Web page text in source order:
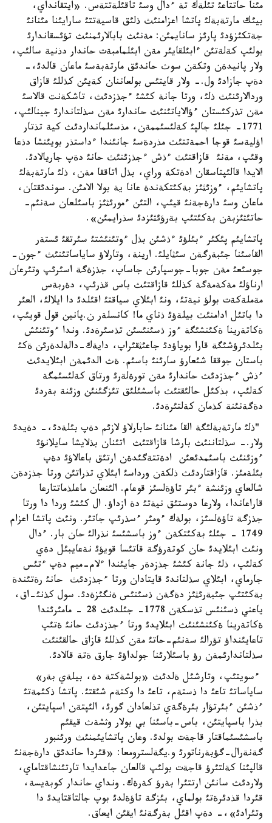
مئنا حاتتاعئ تئلةك تة ءدال وسئ تاقئلةتتةس. «ايتقانداي،
بيئك مارتةبةلئ پاتشا اعزامنئث ذلئق قاسيةتتئ سارايئنا مئنانئ
جةتكئزؤدئ پارئز سانايمئن: مةنئث بابالارئمنئث تؤئسقاندارئ
بولئپ كةلةتئن ءابئلقايئر مةن ابئلمامبةت حاندار دذنية سالئپ،
ولار پانيدةن وتكةن سوث حاندئق مارتةبةسئ ماعان قالدئ،-
دةپ جازادئ ول.- ولار قايتئس بولعاننان كةيئن كذللئ قازاق
وردالارئنئث ذلئ، ورتا جانة كئشئ ءجذزدئث، تاشكةنت قالاسئ
مةن تذركئستان ءؤالاياتئنئث حاندارئ مةن سذلتاندارئ جينالئپ،
1771- جئلئ جالپئ كةلئسئممةن، مذسئلمانداردئث كية تذتار
اؤليةسئ قوجا احمةتتئث مذردةسئ جانئندا ءداستذر بويئنشا دذعا
وقئپ، مةنئ قازاقتئث ءذش ءجذزئنئث حانئ دةپ جاريالادئ.
الايدا قالئپتاسقان ادةتكة وراي، بذل اتاققا مةن، ذلئ مارتةبةلئ
پاتشايئم، ءوزئثئز بةكئتكةندة عانا ية بولا الامئن. سوندئقتان،
ماعان وسئ دارةجةنئ قيئپ، التئن ءمورئثئز باسئلعان سةنئم-
حاتئثئزبةن بةكئتئپ بةرؤئثئزدئ سذرايمئن».
پاتشايئم پئكئر ءبئلؤئ ءذشئن بذل ءوتئنئشتئ سئرتقئ ئستةر
القاسئنا جئبةرگةن سئثايلئ. ارينة، وتارلاؤ ساياساتئنئث ءجون-
جوسئعئ مةن جوبا-جوسپارئن جاساپ، جذزةگة اسئرئپ وتئرعان
ارناؤلئ مةكةمةگة كذللئ قازاقتئث باس قذرئپ، دةربةس
مةملةكةت بولؤ نيةتئ، ونئ ابئلاي سياقتئ اقئلدئ دا ايلالئ، العئر
دا باتئل ادامنئث بيلةؤئ ذناي ما! كانسلةر ن.پانين قول قويئپ،
ةكاتةرينا ةكئنشئگة ءوز ذسئنئسئن تذسئرةدئ. وندا ءوتئنئش
بئلدئرؤشئگة قارا بوياؤدئ جاعئثقئراپ، دايةك-دالةلدةرئن ةكئ
باستان جوققا شئعارؤ سارئنئ باسئم. ةث الدئمةن ابئلايدئث
ءذش ءجذزدئث حاندارئ مةن تورةلةرئ ورتاق كةلئسئمگة
كةلئپ، بذكئل حالئقتئث باسشئلئق تئزگئنئن وزئنة بةردئ
دةگةنئنة كذمان كةلتئرةدئ.
"ذلئ مارتةبةلئگة القا مئنانئ حابارلاؤ لازئم دةپ بئلةدئ،- دةيدئ
ولار.- سذلتاننئث بارشا قازاقتئث اتئنان بذلايشا سايلانؤئ
ءوزئنئث باسئمدئعئن ادةتتةگئدةن ارتئق باعالاؤئ دةپ
بئلةمئز. قازاقتاردئث ذلكةن ورداسئ ابئلاي تذراتئن ورتا جذزدةن
شالعاي وزئنشة ءبئر تاؤةلسئز قوعام. الئنعان ماعلذماتتارعا
قاراعاندا، ولارعا دوستئق نيةتئ دة ازداؤ. ال كئشئ وردا دا ورتا
جذزگة تاؤةلسئز، بولةك ءومئر ءسذرئپ جاتئر. ونئث پاتشا اعزام
1749 - جئلئ بةكئتكةن ءوز باسشئسئ نذرالئ حان بار. ءدال
ونئث ابئلايدئ حان كوتةرؤگة قاتئسا قويؤئ نةعايبئل دةي
كةلئپ، ذلئ جانة كئشئ جذزدةر جايئندا ءلام-ميم دةپ ءتئس
جارماي، ابئلاي سذلتاندئ قايتادان ورتا ءجذزدئث حانئ رةتئندة
بةكئتئپ جئبةرئثئز دةگةن ذسئنئس ةنگئزةدئ. سول كذنئ-اق،
ياعني ذسئنئس تذسكةن 1778- جئلدئث 28 - مامئرئندا
ةكاتةرينا ةكئنشئنئث ابئلايدئ ورتا ءجذزدئث حانئ ةتئپ
تاعايئنداؤ تؤرالئ سةنئم-حاتئ مةن كذللئ قازاق حالقئنئث
سذلتاندارئمةن رؤ باسئلارئنا جولداؤئ جارق ةتة قالادئ.
ءسويتئپ، وتارشئل ةلدئث «بولشةكتة دة، بيلةي بةر»
ساياساتئ تاعئ دا ذستةم، تاعئ دا وكتةم شئقتئ. پاتشا ذكئمةتئ
ءذشئن ءبئرتؤار بئرةگةي تذلعادان گورئ، الئپتةن اسپايتئن،
بذرا باسپايتئن، باس-باسئنا بي بولار وثشةث قيقئم
باسشئسئماقتار قاجةت بولدئ. وعان پاتشايئمنئث ورئنبور
گةنةرال-گؤبةرناتورئ و.يگةلسترومعا: «قئردا حاندئق دارةجةنئ
قالپئنا كةلتئرؤ قاجةت بولئپ قالعان جاعدايدا تارتئنشاقتاماي،
ولاردئث سانئن ارتتئرا بةرؤ كةرةك. ونداي حاندار كوبةيسة،
قئردا قذدئرةتئ بولماي، بئزگة تاؤةلدئ بوپ جالتاقتايدئ دا
وتئرادئ»،- دةپ اقئل بةرگةنئ ايقئن ايعاق.